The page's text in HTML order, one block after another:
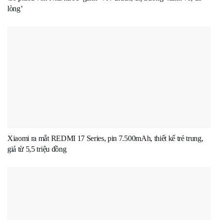
lòng’
Xiaomi ra mắt REDMI 17 Series, pin 7.500mAh, thiết kế trẻ trung,
giá từ 5,5 triệu đồng